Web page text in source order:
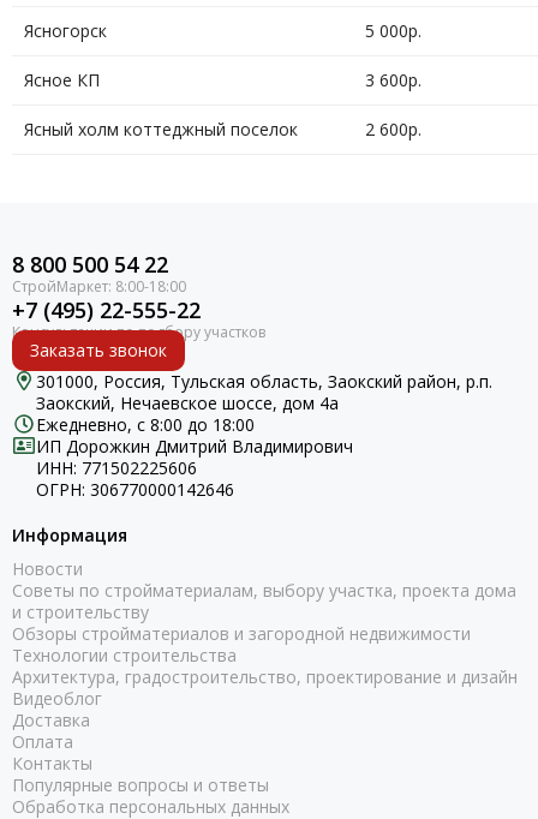
Ясногорск 5 000р.
Ясное КП 3 600р.
Ясный холм коттеджный поселок 2 600р.
8 800 500 54 22
+7 (495) 22-555-22
Заказать звонок
301000, Россия, Тульская область, Заокский район, р.п.
Заокский, Нечаевское шоссе, дом 4а
Ежедневно, с 8:00 до 18:00
ИП Дорожкин Дмитрий Владимирович
ИНН: 771502225606
ОГРН: 306770000142646
Информация
Новости
Советы по стройматериалам, выбору участка, проекта дома
и строительству
Обзоры стройматериалов и загородной недвижимости
Технологии строительства
Архитектура, градостроительство, проектирование и дизайн
Видеоблог
Доставка
Оплата
Контакты
Популярные вопросы и ответы
Обработка персональных данных